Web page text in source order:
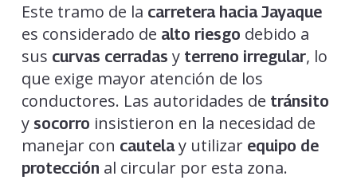
Este tramo de la carretera hacia Jayaque
es considerado de alto riesgo debido a
sus curvas cerradas y terreno irregular, lo
que exige mayor atención de los
conductores. Las autoridades de tránsito
y socorro insistieron en la necesidad de
manejar con cautelay utilizar equipo de
protección al circular por esta zona.